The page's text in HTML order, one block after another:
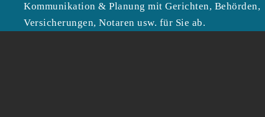
Kommunikation & Planung mit Gerichten, Behörden,
Versicherungen, Notaren usw. für Sie ab.